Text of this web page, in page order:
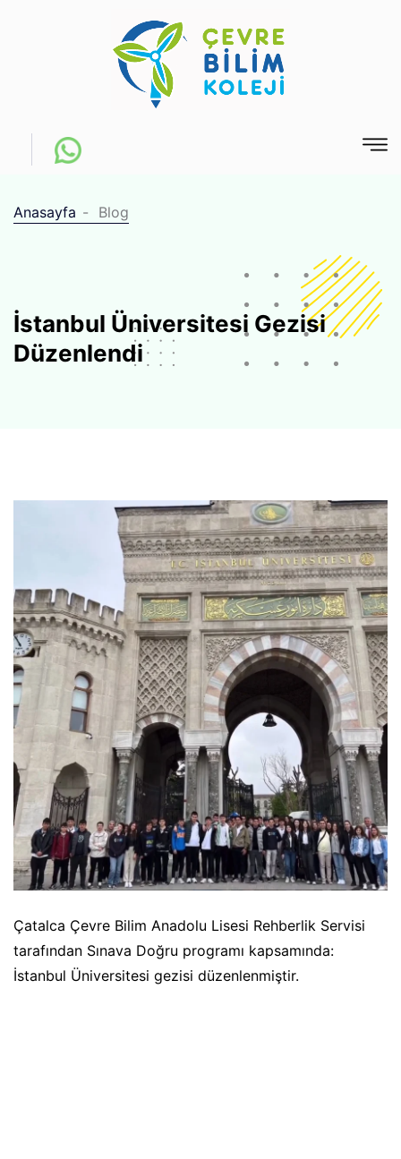
Anasayfa Blog
İstanbul Üniversitesi Gezisi
Düzenlendi
Çatalca Çevre Bilim Anadolu Lisesi Rehberlik Servisi
tarafından Sınava Doğru programı kapsamında:
İstanbul Üniversitesi gezisi düzenlenmiştir.